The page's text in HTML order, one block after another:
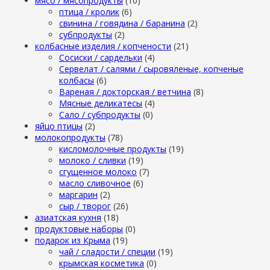
птица / кролик (6)
свинина / говядина / баранина (2)
субпродукты (2)
колбасные изделия / копчености (21)
Сосиски / сардельки (4)
Сервелат / салями / сыровяленые, копченые
колбасы (6)
Вареная / докторская / ветчина (8)
Мясные деликатесы (4)
Сало / субпродукты (0)
яйцо птицы (2)
молокопродукты (78)
кисломолочные продукты (19)
молоко / сливки (19)
сгущенное молоко (7)
масло сливочное (6)
маргарин (2)
сыр / творог (26)
азиатская кухня (18)
продуктовые наборы (0)
подарок из Крыма (19)
чай / сладости / специи (19)
крымская косметика (0)